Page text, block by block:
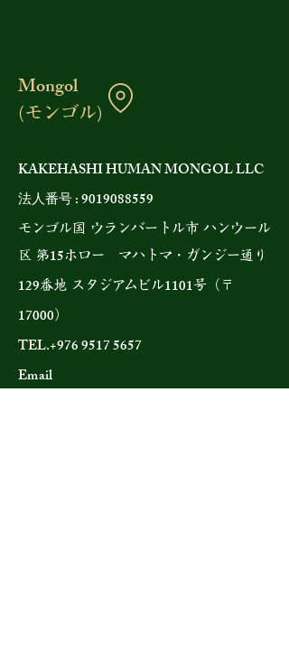
Mongol
(モンゴル)
KAKEHASHI HUMAN MONGOL LLC
法人番号 :9019088559
モンゴル国 ウランバートル市 ハンウール
区 第15ホロー マハトマ・ガンジー通り
129番地 スタジアムビル1101号（〒
17000 ）
TEL.+976 9517 5657
Email